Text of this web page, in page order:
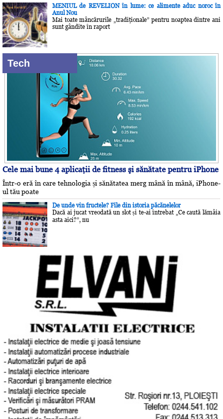
MENIUL de REVELION în lume: ce alimente aduc noroc în
Anul Nou
Mai toate mâncărurile „tradiţionale” pentru noaptea dintre ani
sunt gândite în raport
Tech
Cele mai bune 4 aplicaţii de fitness şi sănătate pentru iPhone
Într-o eră în care tehnologia și sănătatea merg mână în mână, iPhone-
ul tău poate
De unde vin fructele? File din istoria păcănelelor
Dacă ai jucat vreodată un slot și te-ai întrebat „Ce caută lămâia
asta aici?”, nu